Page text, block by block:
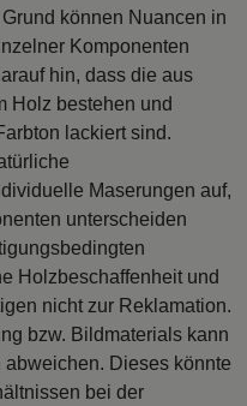
können Nuancen in
Komponenten
hin, dass die aus
Holz bestehen und
lackiert sind.
Maserungen auf,
unterscheiden
Holzbeschaffenheit und
nicht zur Reklamation.
bzw. Bildmaterials kann
Dieses könnte
bei der